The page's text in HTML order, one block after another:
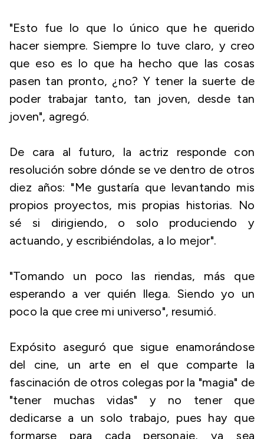
"Esto fue lo que lo único que he querido
hacer siempre. Siempre lo tuve claro, y creo
que eso es lo que ha hecho que las cosas
pasen tan pronto, ¿no? Y tener la suerte de
poder trabajar tanto, tan joven, desde tan
joven", agregó.
De cara al futuro, la actriz responde con
resolución sobre dónde se ve dentro de otros
diez años: "Me gustaría que levantando mis
propios proyectos, mis propias historias. No
sé si dirigiendo, o solo produciendo y
actuando, y escribiéndolas, a lo mejor".
"Tomando un poco las riendas, más que
esperando a ver quién llega. Siendo yo un
poco la que cree mi universo", resumió.
Expósito aseguró que sigue enamorándose
del cine, un arte en el que comparte la
fascinación de otros colegas por la "magia" de
"tener muchas vidas" y no tener que
dedicarse a un solo trabajo, pues hay que
formarse para cada personaje, ya sea